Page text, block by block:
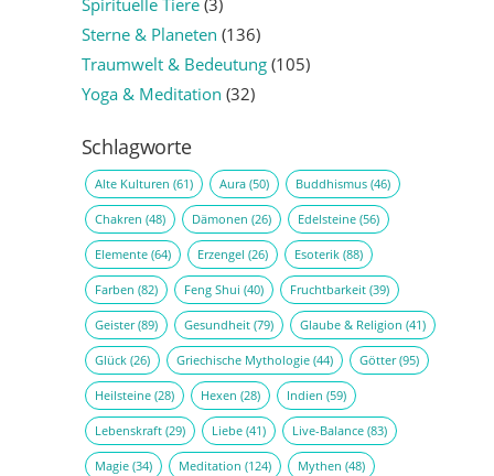
Spirituelle Tiere(3)
Sterne & Planeten (136)
Traumwelt & Bedeutung(105)
Yoga & Meditation (32)
Schlagworte
Alte Kulturen (61) Aura(50) Buddhismus(46)
Chakren (48) Dämonen (26) Edelsteine(56)
Elemente(64) Erzengel (26) Esoterik(88)
Farben (82) Feng Shui (40) Fruchtbarkeit(39)
Geister(89) Gesundheit(79) Glaube & Religion (41)
Glück(26) Griechische Mythologie(44) Götter(95)
Heilsteine(28) Hexen (28) Indien (59)
Lebenskraft(29) Liebe(41) Live-Balance(83)
Magie(34) Meditation (124) Mythen (48)